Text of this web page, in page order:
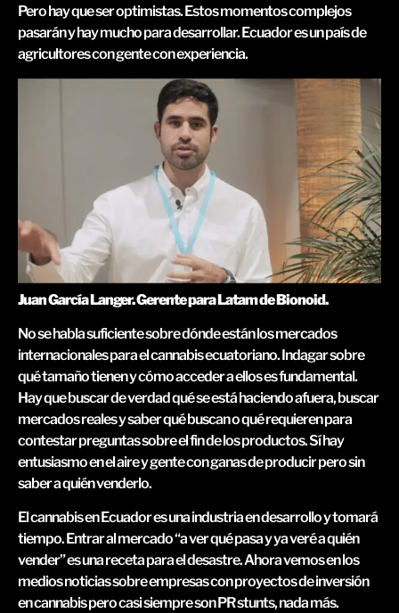
Pero hay que ser optimistas. Estos momentos complejos
pasarán y hay mucho para desarrollar. Ecuador es un país de
agricultores con gente con experiencia.
Juan García Langer. Gerente para Latam de Bionoid.
No se habla suficiente sobre dónde están los mercados
internacionales para el cannabis ecuatoriano. Indagar sobre
qué tamaño tienen y cómo acceder a ellos es fundamental.
Hay que buscar de verdad qué se está haciendo afuera, buscar
mercados reales y saber qué buscan o qué requieren para
contestar preguntas sobre el fin de los productos. Sí hay
entusiasmo en el aire y gente con ganas de producir pero sin
saber a quién venderlo.
El cannabis en Ecuador es una industria en desarrollo y tomará
tiempo. Entrar al mercado “a ver qué pasa y ya veré a quién
vender” es una receta para el desastre. Ahora vemos en los
medios noticias sobre empresas con proyectos de inversión
en cannabis pero casi siempre son PR stunts, nada más.